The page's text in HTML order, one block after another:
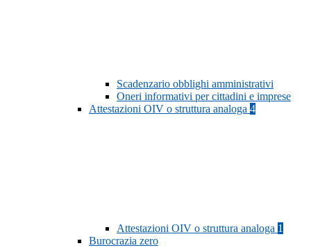
Scadenzario obblighi amministrativi
Oneri informativi per cittadini e imprese
Attestazioni OIV o struttura analoga 4
Attestazioni OIV o struttura analoga 1
Burocrazia zero